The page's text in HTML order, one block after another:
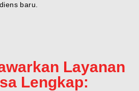
baru.
Layanan
Lengkap: